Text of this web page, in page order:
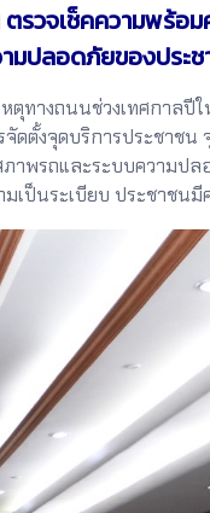
รวจเช็คความพร้อ
ลอดภัยของประชา
างถนนช่วงเทศกาลปีใ
ดตั้งจุดบริการประชาช
าพรถและระบบความป
เป็นระเบียบ ประชาชน